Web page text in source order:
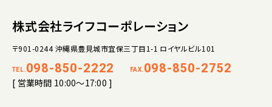
株式会社ライフコーポレーション
〒901-0244 沖縄県豊見城市宜保三丁目1-1 ロイヤルビル101
TEL. 098-850-2222 FAX. 098-850-2752
[ 営業時間 10:00～17:00 ]